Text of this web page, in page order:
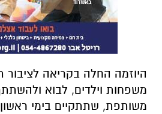
היוזמה החלה בקריאה לציבור
משפחות וילדים, לבוא
משותפת, שתתקיים בימי